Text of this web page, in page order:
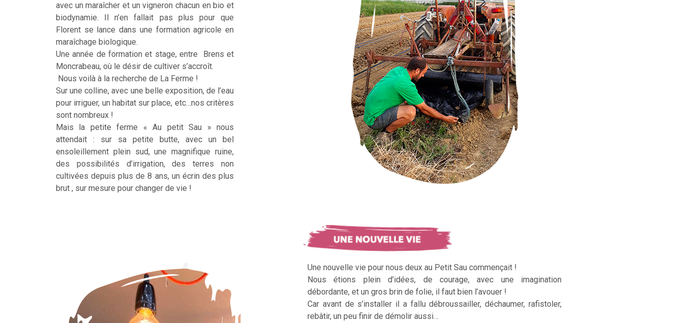
avec un maraîcher et un vigneron chacun en bio et
biodynamie. Il n’en fallait pas plus pour que
Florent se lance dans une formation agricole en
maraîchage biologique.
Une année de formation et stage, entre Brens et
Moncrabeau, où le désir de cultiver s’accroît.
Nous voilà à la recherche de La Ferme !
Sur une colline, avec une belle exposition, de l’eau
pour irriguer, un habitat sur place, etc…nos critères
sont nombreux !
Mais la petite ferme « Au petit Sau » nous
attendait : sur sa petite butte, avec un bel
ensoleillement plein sud, une magnifique ruine,
des possibilités d’irrigation, des terres non
cultivées depuis plus de 8 ans, un écrin des plus
brut , sur mesure pour changer de vie !
Une nouvelle vie pour nous deux au Petit Sau commençait !
Nous étions plein d’idées, de courage, avec une imagination
débordante, et un gros brin de folie, il faut bien l’avouer !
Car avant de s’installer il a fallu débroussailler, déchaumer, rafistoler,
rebâtir, un peu finir de démolir aussi…